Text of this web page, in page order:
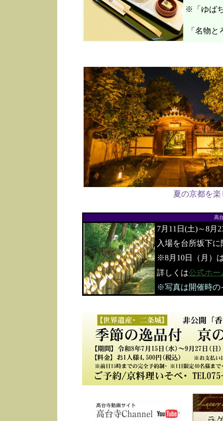
※「ゆば
「名物と
夏の京都を
高
7月11日(土)～8月
入場を台所坂下
※8月10日（月）
詳しくは公式ホー
※写真は開催時の